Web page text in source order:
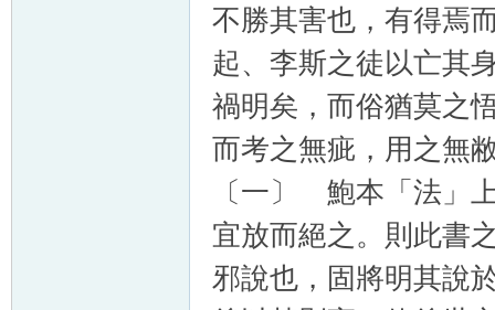
不勝其害也，有得焉
起、李斯之徒以亡其
禍明矣，而俗猶莫之
而考之無疵，用之無
〔一〕 鮑本「法
宜放而絕之。則此書
邪說也，固將明其說